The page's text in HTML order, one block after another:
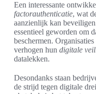
Een interessante
factorauthenticatie, wat
aanzienlijk kan
essentieel geworden om
beschermen.
verhogen hun digitale
datalekken.
Desondanks staan
de strijd tegen digitale